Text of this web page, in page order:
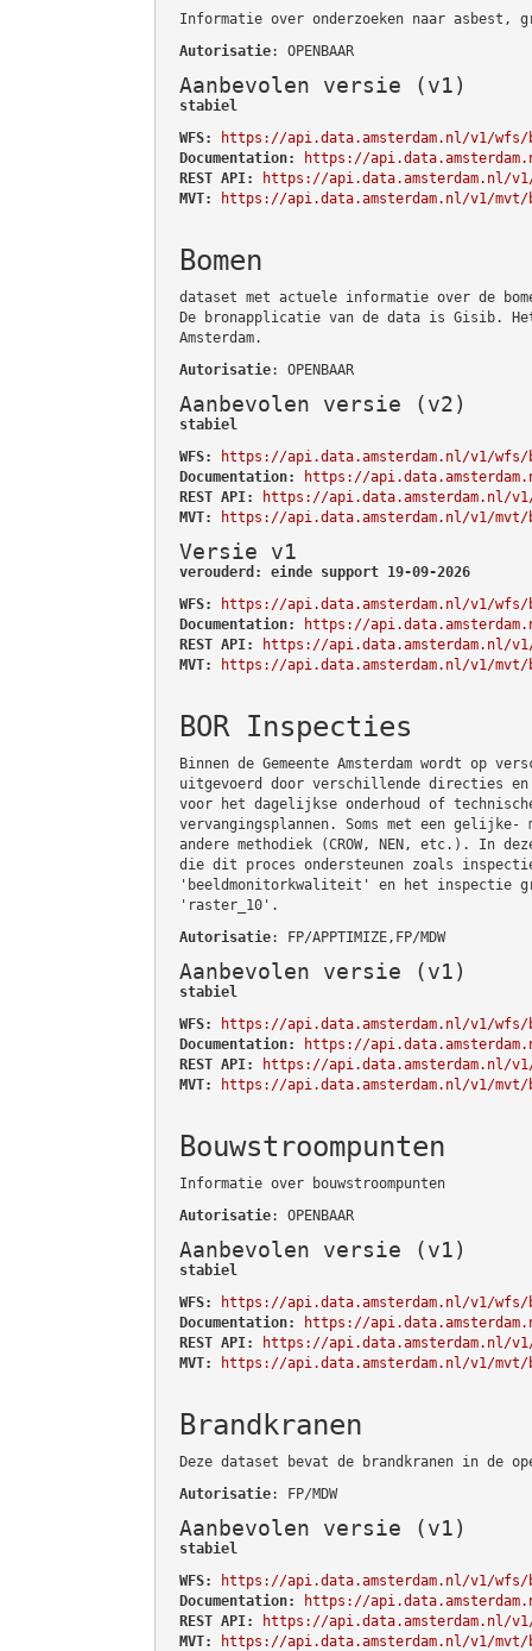
Informatie over onderzoeken naar asbest,
Autorisatie: OPENBAAR
Aanbevolen versie (v1)
stabiel
WFS:
https://api.data.amsterdam.nl/v1/wfs/
Documentation:
https://
REST API:
https://api.data.amsterdam.nl/v1/
MVT:
https://api.data.amsterdam.nl/v1/mvt/
Bomen
dataset met actuele informatie over de
De bronapplicatie van de data is Gisib. Het
Amsterdam.
Autorisatie: OPENBAAR
Aanbevolen versie (v2)
stabiel
WFS:
https://api.data.amsterdam.nl/v1/wfs/
Documentation:
https://
REST API:
https://api.data.amsterdam.nl/v1/
MVT:
https://api.data.amsterdam.nl/v1/mvt/
Versie v1
verouderd: einde support 19-09-2026
WFS:
https://api.data.amsterdam.nl/v1/wfs/
Documentation:
https://
REST API:
https://api.data.amsterdam.nl/v1/
MVT:
https://api.data.amsterdam.nl/v1/mvt/
BOR Inspecties
Binnen de Gemeente Amsterdam wordt op
uitgevoerd door verschillende directies
voor het dagelijkse onderhoud of
vervangingsplannen. Soms met een gelijke-
andere methodiek (CROW, NEN, etc.). In
die dit proces ondersteunen zoals
'beeldmonitorkwaliteit' en het inspectie
'raster_10'.
Autorisatie: FP/APPTIMIZE,FP/MDW
Aanbevolen versie (v1)
stabiel
WFS:
https://api.data.amsterdam.nl/v1/wfs/
Documentation:
https://
REST API:
https://api.data.amsterdam.nl/
MVT:
https://api.data.amsterdam.nl/v1/mvt/
Bouwstroompunten
Informatie over bouwstroompunten
Autorisatie: OPENBAAR
Aanbevolen versie (v1)
stabiel
WFS:
https://api.data.amsterdam.nl/v1/wfs/
Documentation:
https://
REST API:
https://api.data.amsterdam.nl/v1/
MVT:
https://api.data.amsterdam.nl/v1/mvt/
Brandkranen
Deze dataset bevat de brandkranen in de
Autorisatie: FP/MDW
Aanbevolen versie (v1)
stabiel
WFS:
https://api.data.amsterdam.nl/v1/wfs/
Documentation:
https://
REST API:
https://api.data.amsterdam.nl/
MVT:
https://api.data.amsterdam.nl/v1/mvt/